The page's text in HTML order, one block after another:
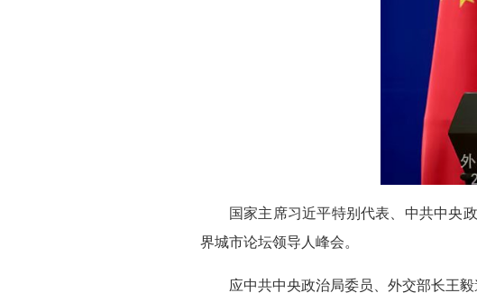
国家主席习近平特别代表、中共中央
界城市论坛领导人峰会。
应中共中央政治局委员、外交部长王